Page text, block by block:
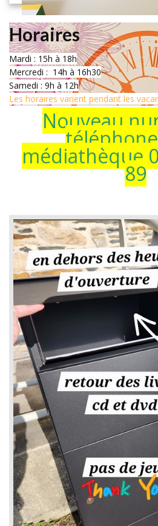
Horaires
Mardi : 15h à 18h
Mercredi : 14h à 16h30
Samedi : 9h à 12h
Les horaires varient pendant les
Nouveau
médiathèque
89